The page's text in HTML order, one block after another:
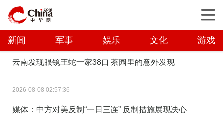
新闻 军事 娱乐 文化 游戏
云南发现眼镜王蛇一家38口 茶园里的意外发现
2026-08-08 02:57:36
媒体：中方对美反制“一日三连” 反制措施展现决心